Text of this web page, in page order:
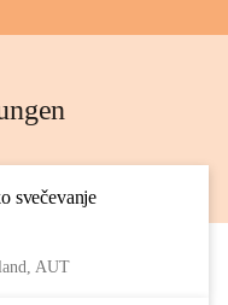
svečevanje
AUT